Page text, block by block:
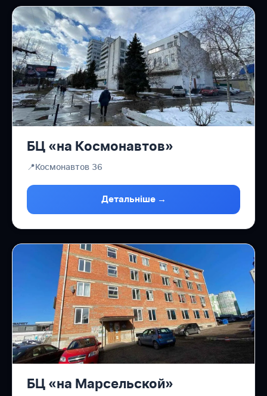
БЦ «на Космонавтов»
📍Космонавтов 36
Детальніше →
БЦ «на Марсельской»